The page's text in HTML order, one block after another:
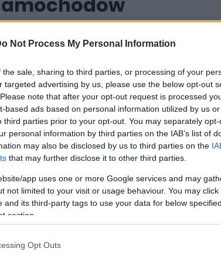
Not Process My Personal Information
the sale, sharing to third parties, or processing of your
targeted advertising by us, please use the below opt-out
note that after your opt-out request is processed
based ads based on personal information utilized by us
third parties prior to your opt-out. You may separately
personal information by third parties on the IAB’s list of
may also be disclosed by us to third parties on the
that may further disclose it to other third parties.
app uses one or more Google services and may
not limited to your visit or usage behaviour. You may
and its third-party tags to use your data for below
section.
Opt Outs
I RYNEK
nie istnieje. Pora powita nowe
i pożegnać kultową markę